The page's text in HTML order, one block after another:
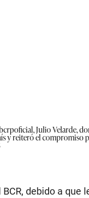
, Julio Velarde,
y reiteró el compromiso
debido a que